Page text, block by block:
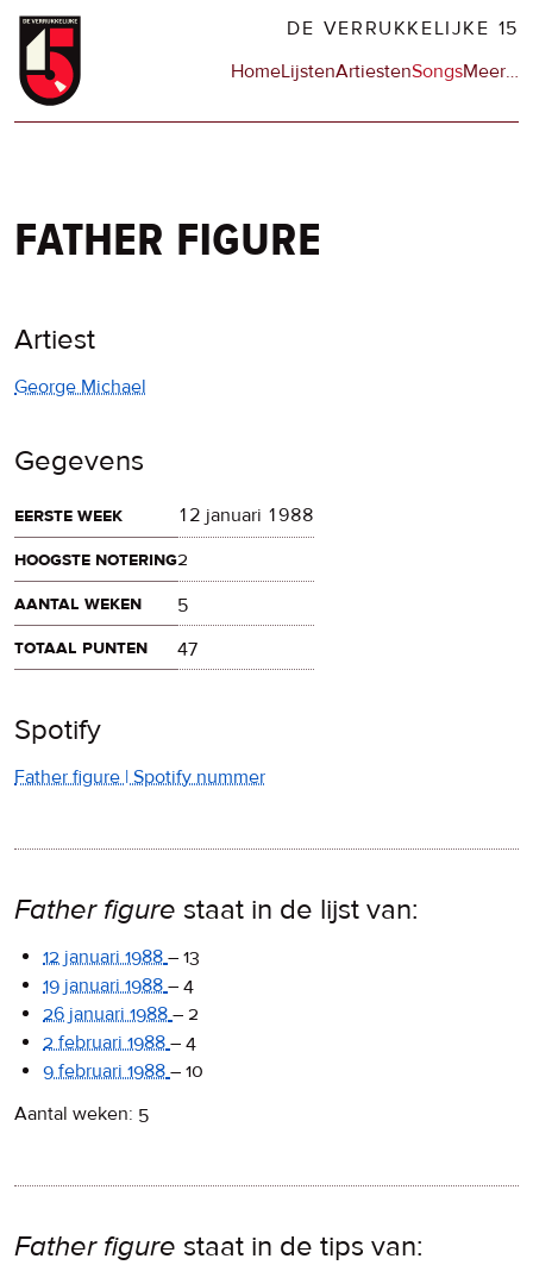
Overslaan
naar
DE VERRUKKELIJKE 15
Hoofdnavigatie
HomeLijstenArtiestenSongsMeerop
…
father figure
Artiest
George Michael
Gegevens
eerste week
12 januari 1988
hoogste notering2
aantal weken
5
totaal punten
47
Spotify
Father figure | Spotify nummer
Father figure staat in de lijst van:
12 januari 1988 – 13
19 januari 1988 – 4
26 januari 1988 – 2
2 februari 1988 – 4
9 februari 1988 – 10
Aantal weken: 5
Father figure staat in de tips van: